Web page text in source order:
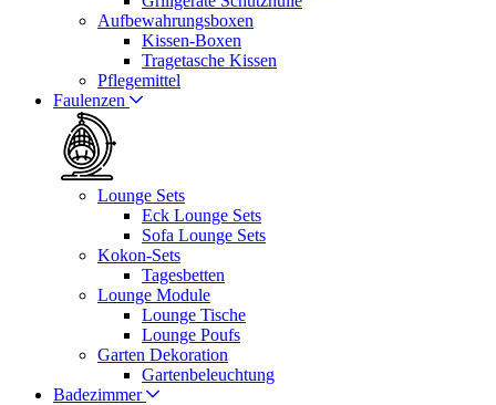
Aufbewahrungsboxen
Kissen-Boxen
Tragetasche Kissen
Pflegemittel
Faulenzen
Lounge Sets
Eck Lounge Sets
Sofa Lounge Sets
Kokon-Sets
Tagesbetten
Lounge Module
Lounge Tische
Lounge Poufs
Garten Dekoration
Gartenbeleuchtung
Badezimmer